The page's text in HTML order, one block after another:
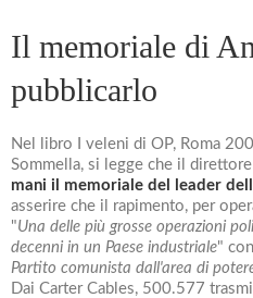
Il memoriale di
pubblicarlo
Nel libro I veleni di OP, Roma
Sommella, si legge che il
mani il memoriale del leader
asserire che il rapimento, per
"Una delle più grosse operazioni
decenni in un Paese industriale"
Partito comunista dall'area di
Dai Carter Cables, 500.577